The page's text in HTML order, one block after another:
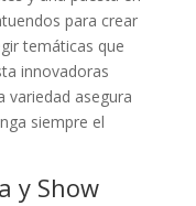
para crear
temáticas que
innovadoras
variedad asegura
siempre el
y Show